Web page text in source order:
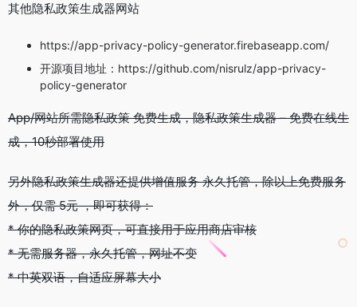
其他隐私政策生成器网站
https://app-privacy-policy-generator.firebaseapp.com/
开源项目地址：https://github.com/nisrulz/app-privacy-
policy-generator
App/网站所需隐私政策 免费生成，隐私政策生成器 – 免费在线生
成，10秒部署使用
另外隐私政策生成器还提供增值服务 永久托管，除以上免费服务
外，仅需 5元 ，即可获得：
* 你的隐私政策网页，可直接用于应用商店审核
* 无需服务器，永久托管，网址不变
* 中英双语，自适应屏幕大小